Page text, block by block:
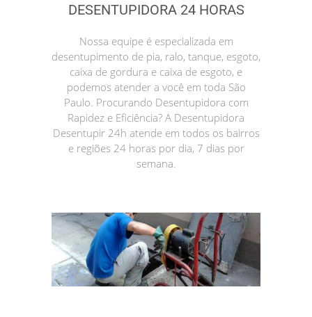
DESENTUPIDORA 24 HORAS
Nossa equipe é especializada em
desentupimento de pia, ralo, tanque, esgoto,
caixa de gordura e caixa de esgoto, e
podemos atender a você em toda São
Paulo. Procurando Desentupidora com
Rapidez e Eficiência? A Desentupidora
Desentupir 24h atende em todos os bairros
e regiões 24 horas por dia, 7 dias por
semana.